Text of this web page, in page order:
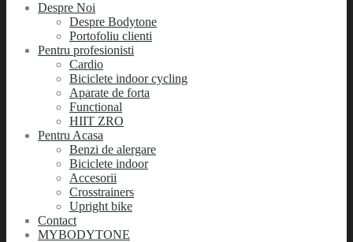
Despre Noi
Despre Bodytone
Portofoliu clienti
Pentru profesionisti
Cardio
Biciclete indoor cycling
Aparate de forta
Functional
HIIT ZRO
Pentru Acasa
Benzi de alergare
Biciclete indoor
Accesorii
Crosstrainers
Upright bike
Contact
MYBODYTONE